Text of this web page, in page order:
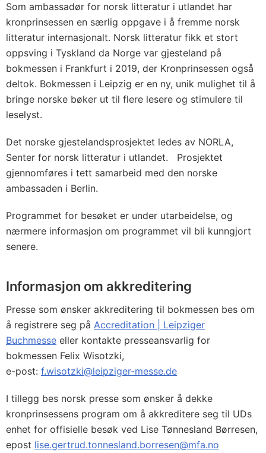
Som ambassadør for norsk litteratur i utlandet har
kronprinsessen en særlig oppgave i å fremme norsk
litteratur internasjonalt. Norsk litteratur fikk et stort
oppsving i Tyskland da Norge var gjesteland på
bokmessen i Frankfurt i 2019, der Kronprinsessen også
deltok. Bokmessen i Leipzig er en ny, unik mulighet til å
bringe norske bøker ut til flere lesere og stimulere til
leselyst.
Det norske gjestelandsprosjektet ledes av NORLA,
Senter for norsk litteratur i utlandet. Prosjektet
gjennomføres i tett samarbeid med den norske
ambassaden i Berlin.
Programmet for besøket er under utarbeidelse, og
nærmere informasjon om programmet vil bli kunngjort
senere.
Informasjon om akkreditering
Presse som ønsker akkreditering til bokmessen bes om
å registrere seg på Accreditation | Leipziger
Buchmesse eller kontakte presseansvarlig for
bokmessen Felix Wisotzki,
e-post: f.wisotzki@leipziger-messe.de
I tillegg bes norsk presse som ønsker å dekke
kronprinsessens program om å akkreditere seg til UDs
enhet for offisielle besøk ved Lise Tønnesland Børresen,
epost lise.gertrud.tonnesland.borresen@mfa.no